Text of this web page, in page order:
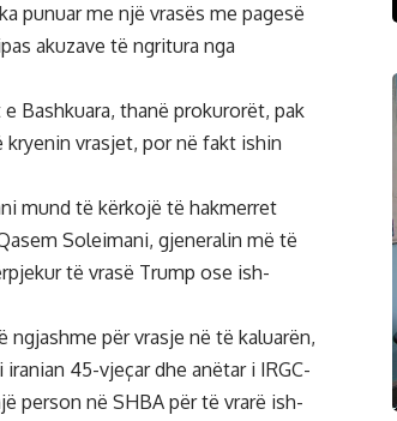
punuar me një vrasës me pagesë
akuzave të ngritura nga
Bashkuara, thanë prokurorët, pak
vrasjet, por në fakt ishin
mund të kërkojë të hakmerret
Soleimani, gjeneralin më të
të vrasë Trump ose ish-
për vrasje në të kaluarën,
45-vjeçar dhe anëtar i IRGC-
person në SHBA për të vrarë ish-